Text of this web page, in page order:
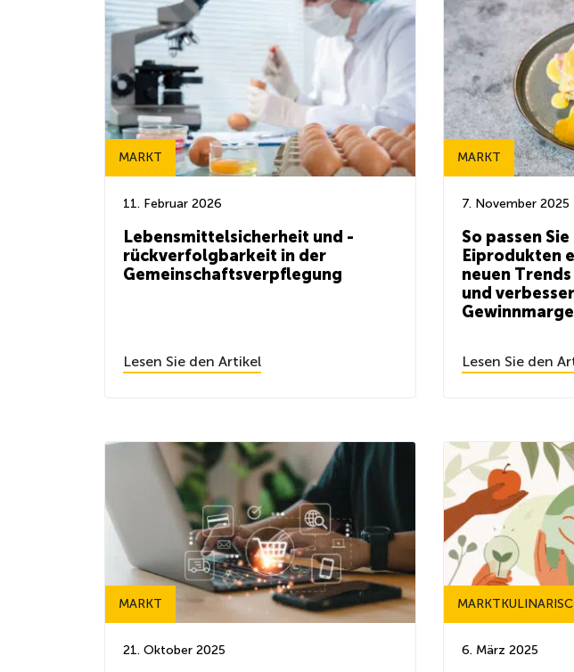
MARKT
11. Februar 2026
Lebensmittelsicherheit und -
rückverfolgbarkeit in der
Gemeinschaftsverpflegung
Lesen Sie den Artikel
MARKT
7. November 2025
So passen
Eiprodukten
neuen
und
Lesen Sie den
MARKT
21. Oktober 2025 6. März 2025